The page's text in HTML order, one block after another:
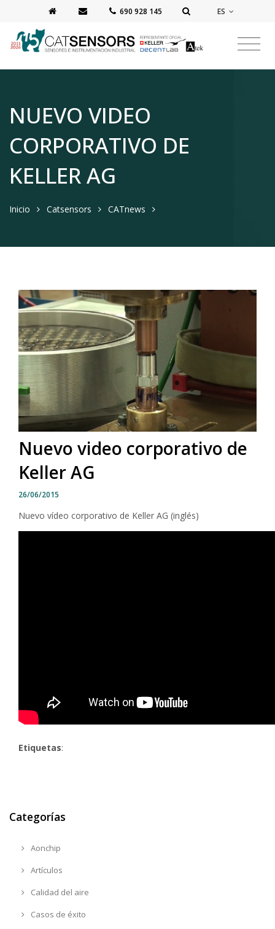
‭690 928 145‬ ES
NUEVO VIDEO
CORPORATIVO DE
KELLER AG
Inicio Catsensors CATnews
Nuevo video corporativo de
Keller AG
26/06/2015
Nuevo vídeo corporativo de Keller AG (inglés)
Etiquetas:
Categorías
Aonchip
Artículos
Calidad del aire
Casos de éxito